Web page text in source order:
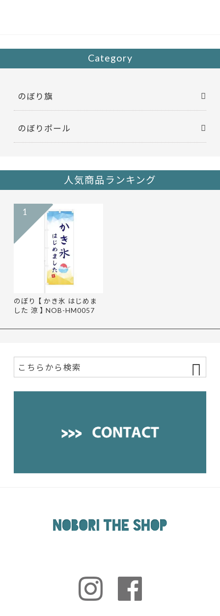
k Category
のぼり旗
のぼりポール
人気商品ランキング
のぼり 【 かき氷 はじめま
した 涼 】 NOB-HM0057
1